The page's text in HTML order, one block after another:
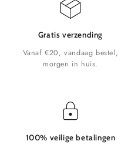
Gratis verzending
Vanaf €20, vandaag bestel,
morgen in huis.
100% veilige betalingen